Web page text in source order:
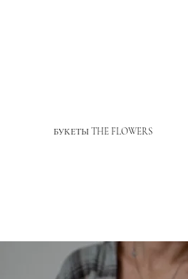
БУКЕТЫ THE FLOWERS